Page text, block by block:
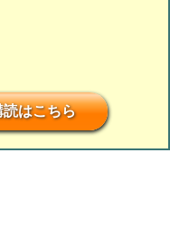
はこちら